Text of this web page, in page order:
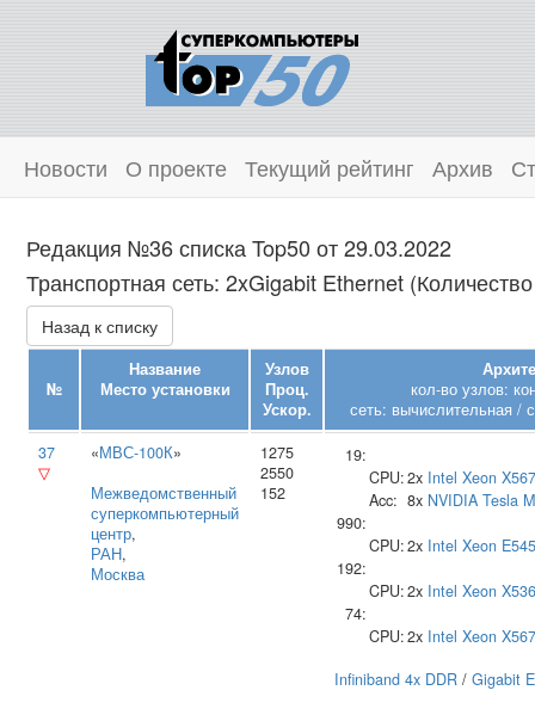
Новости О проекте Текущий рейтинг Архив
Редакция №36 списка Top50 от 29.03.2022
Транспортная сеть: 2xGigabit Ethernet
Назад к списку
№
Название
Место установки
Узлов
Проц.
Ускор.
кол-во узлов:
сеть: вычислительная /
37
▽
«МВС-100К»
Межведомственный
суперкомпьютерный
центр,
РАН,
Москва
1275
2550
152
19:
CPU:2x Intel Xeon
Acc: 8x NVIDIA Tesla
990:
CPU:2x Intel Xeon
192:
CPU:2x Intel Xeon
74:
CPU:2x Intel Xeon
Infiniband 4x DDR / Gigabit